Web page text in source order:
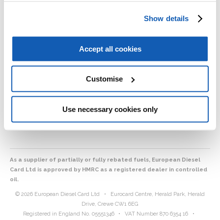
Show details
Accept all cookies
Customise
Use necessary cookies only
For yderligere information eller for at tilføje en told løsning til
jeres konto – klik på linket så kontakter vi jer.
Ansøg nu
As a supplier of partially or fully rebated fuels, European Diesel
Card Ltd is approved by HMRC as a registered dealer in controlled
oil.
© 2026 European Diesel Card Ltd •
Eurocard Centre, Herald Park, Herald
Drive, Crewe CW1 6EG
Registered in England No. 05551346
• VAT Number 870 6354 16 •